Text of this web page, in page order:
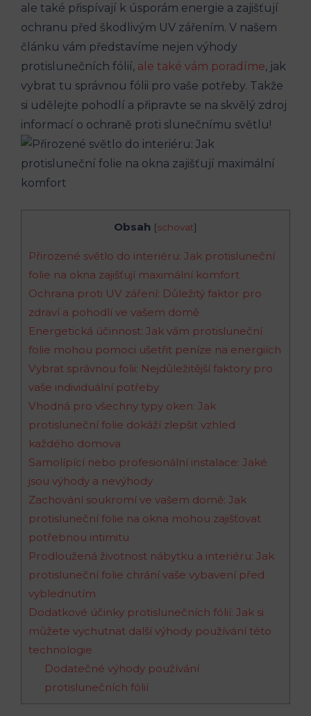
ale také přispívají k úsporám energie a zajišťují
ochranu před škodlivým UV zářením. V našem
článku vám představíme nejen výhody
protislunečních fólií, ale také vám poradíme, jak
vybrat tu správnou fólii pro vaše potřeby. Takže
si udělejte pohodlí a připravte se na skvělý zdroj
informací o ochraně proti slunečnímu světlu!
Obsah [schovat]
Přirozené světlo do interiéru: Jak protisluneční
folie na okna zajišťují maximální komfort
Ochrana proti UV záření: Důležitý faktor pro
zdraví a pohodlí ve vašem domě
Energetická účinnost: Jak vám protisluneční
folie mohou pomoci ušetřit peníze na energiích
Vybrat správnou folii: Nejdůležitější faktory pro
vaše individuální potřeby
Vhodná pro všechny typy oken: Jak
protisluneční folie dokáží zlepšit vzhled
každého domova
Samolípící nebo profesionální instalace: Jaké
jsou výhody a nevýhody
Zachování soukromí ve vašem domě: Jak
protisluneční folie na okna mohou zajišťovat
potřebnou intimitu
Prodloužená životnost nábytku a interiéru: Jak
protisluneční folie chrání vaše vybavení před
vyblednutím
Dodatkové účinky protislunečních fólií: Jak si
můžete vychutnat další výhody používání této
technologie
Dodatečné výhody používání
protislunečních fólií